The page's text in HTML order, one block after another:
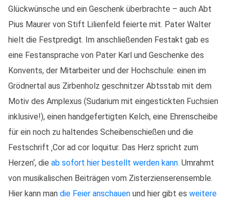
Glückwünsche und ein Geschenk überbrachte – auch Abt
Pius Maurer von Stift Lilienfeld feierte mit. Pater Walter
hielt die Festpredigt. Im anschließenden Festakt gab es
eine Festansprache von Pater Karl und Geschenke des
Konvents, der Mitarbeiter und der Hochschule: einen im
Grödnertal aus Zirbenholz geschnitzer Abtsstab mit dem
Motiv des Amplexus (Sudarium mit eingestickten Fuchsien
inklusive!), einen handgefertigten Kelch, eine Ehrenscheibe
für ein noch zu haltendes Scheibenschießen und die
Festschrift ‚Cor ad cor loquitur. Das Herz spricht zum
Herzen‘, die ab sofort hier bestellt werden kann. Umrahmt
von musikalischen Beiträgen vom Zisterzienserensemble.
Hier kann man die Feier anschauen und hier gibt es weitere